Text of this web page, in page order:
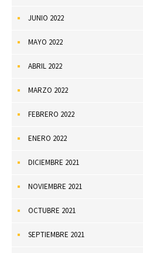
JUNIO 2022
MAYO 2022
ABRIL 2022
MARZO 2022
FEBRERO 2022
ENERO 2022
DICIEMBRE 2021
NOVIEMBRE 2021
OCTUBRE 2021
SEPTIEMBRE 2021